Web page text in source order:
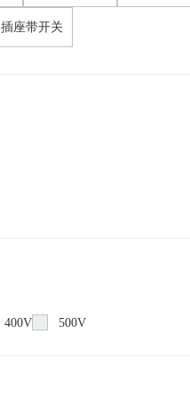
插座带开关
400V 500V